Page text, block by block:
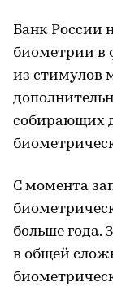
Банк России
биометрии в
из стимулов
собирающих
С момента
больше года.
в общей